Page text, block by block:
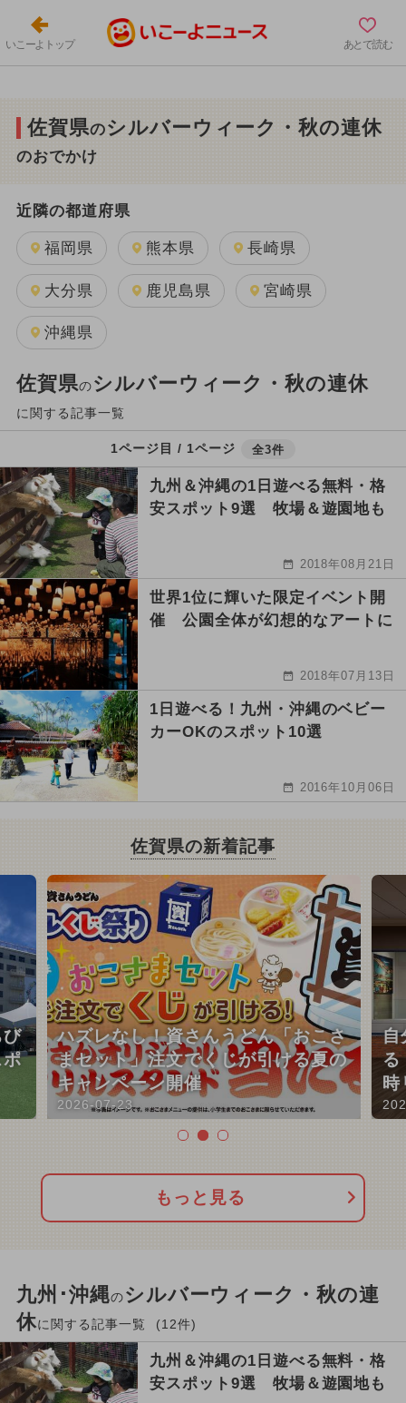
いこーよトップ あとで読む
佐賀県のシルバーウィーク・秋の連休
のおでかけ
近隣の都道府県
福岡県 熊本県 長崎県
大分県 鹿児島県 宮崎県
沖縄県
佐賀県のシルバーウィーク・秋の連休
に関する記事一覧
1ページ目 / 1ページ 全3件
九州＆沖縄の1日遊べる無料・格
安スポット9選 牧場＆遊園地も
2018年08月21日
世界1位に輝いた限定イベント開
催 公園全体が幻想的なアートに
2018年07月13日
1日遊べる！九州・沖縄のベビー
カーOKのスポット10選
2016年10月06日
佐賀県の新着記事
ポ
ハズレなし！資さんうどん「おこさ
まセット」注文でくじが引ける夏の
キャンペーン開催
2026-07-23
自
る
時
もっと見る
九州･沖縄のシルバーウィーク・秋の連
休に関する記事一覧 (12件)
九州＆沖縄の1日遊べる無料・格
安スポット9選 牧場＆遊園地も